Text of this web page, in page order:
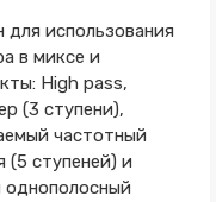
для использования
в миксе и
High pass,
(3 ступени),
частотный
(5 ступеней) и
однополосный